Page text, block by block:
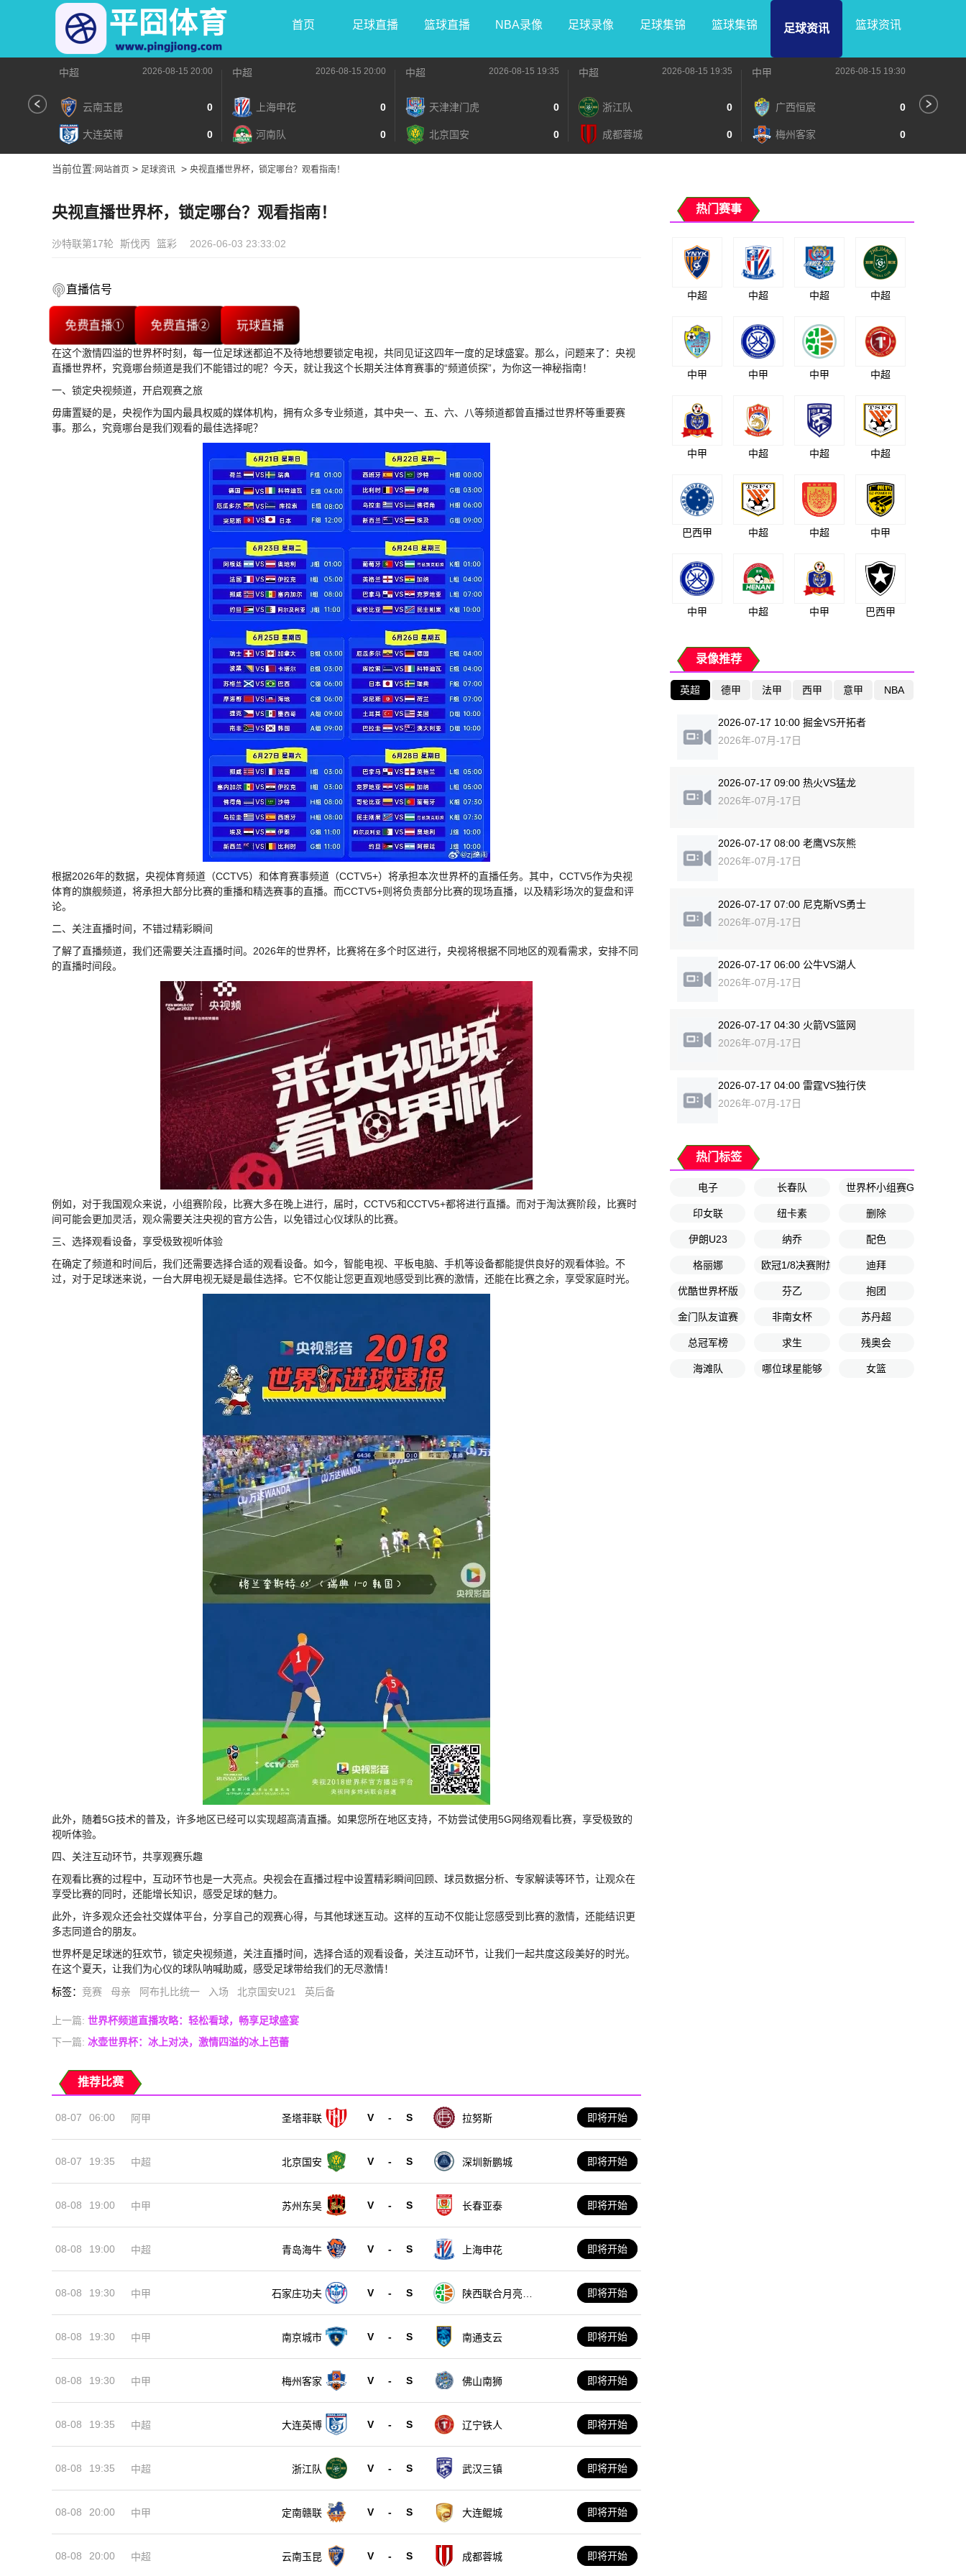
首页 足球直播 篮球直播 NBA录像 足球录像 足球集锦 篮球集锦 足球资讯 篮球资讯
中超 2026-08-15 20:00
云南玉昆 0
大连英博 0
中超 2026-08-15 20:00
上海申花 0
河南队 0
中超 2026-08-15 19:35
天津津门虎 0
北京国安 0
中超 2026-08-15 19:35
浙江队 0
成都蓉城 0
中甲 2026-08-15 19:30
广西恒宸 0
梅州客家 0
当前位置: 网站首页 > 足球资讯 > 央视直播世界杯，锁定哪台？观看指南！
央视直播世界杯，锁定哪台？观看指南！
沙特联第17轮 斯伐丙 篮彩 2026-06-03 23:33:02
直播信号
免费直播① 免费直播② 玩球直播
在这个激情四溢的世界杯时刻，每一位足球迷都迫不及待地想要锁定电视，共同见证这四年一度的足球盛宴。那么，问题来了：央视
直播世界杯，究竟哪台频道是我们不能错过的呢？今天，就让我这个长期关注体育赛事的“频道侦探”，为你这一神秘指南！
一、锁定央视频道，开启观赛之旅
毋庸置疑的是，央视作为国内最具权威的媒体机构，拥有众多专业频道，其中央一、五、六、八等频道都曾直播过世界杯等重要赛
事。那么，究竟哪台是我们观看的最佳选择呢？
根据2026年的数据，央视体育频道（CCTV5）和体育赛事频道（CCTV5+）将承担本次世界杯的直播任务。其中，CCTV5作为央视
体育的旗舰频道，将承担大部分比赛的重播和精选赛事的直播。而CCTV5+则将负责部分比赛的现场直播，以及精彩场次的复盘和评
论。
二、关注直播时间，不错过精彩瞬间
了解了直播频道，我们还需要关注直播时间。2026年的世界杯，比赛将在多个时区进行，央视将根据不同地区的观看需求，安排不同
的直播时间段。
例如，对于我国观众来说，小组赛阶段，比赛大多在晚上进行，届时，CCTV5和CCTV5+都将进行直播。而对于淘汰赛阶段，比赛时
间可能会更加灵活，观众需要关注央视的官方公告，以免错过心仪球队的比赛。
三、选择观看设备，享受极致视听体验
在确定了频道和时间后，我们还需要选择合适的观看设备。如今，智能电视、平板电脑、手机等设备都能提供良好的观看体验。不
过，对于足球迷来说，一台大屏电视无疑是最佳选择。它不仅能让您更直观地感受到比赛的激情，还能在比赛之余，享受家庭时光。
此外，随着5G技术的普及，许多地区已经可以实现超高清直播。如果您所在地区支持，不妨尝试使用5G网络观看比赛，享受极致的
视听体验。
四、关注互动环节，共享观赛乐趣
在观看比赛的过程中，互动环节也是一大亮点。央视会在直播过程中设置精彩瞬间回顾、球员数据分析、专家解读等环节，让观众在
享受比赛的同时，还能增长知识，感受足球的魅力。
此外，许多观众还会社交媒体平台，分享自己的观赛心得，与其他球迷互动。这样的互动不仅能让您感受到比赛的激情，还能结识更
多志同道合的朋友。
世界杯是足球迷的狂欢节，锁定央视频道，关注直播时间，选择合适的观看设备，关注互动环节，让我们一起共度这段美好的时光。
在这个夏天，让我们为心仪的球队呐喊助威，感受足球带给我们的无尽激情！
标签： 竞赛 母亲 阿布扎比统一 入场 北京国安U21 英后备
上一篇: 世界杯频道直播攻略：轻松看球，畅享足球盛宴
下一篇: 冰壶世界杯：冰上对决，激情四溢的冰上芭蕾
推荐比赛
08-07 06:00 阿甲 圣塔菲联 V - S 拉努斯 即将开始
08-07 19:35 中超 北京国安 V - S 深圳新鹏城 即将开始
08-08 19:00 中甲 苏州东吴 V - S 长春亚泰 即将开始
08-08 19:00 中超 青岛海牛 V - S 上海申花 即将开始
08-08 19:30 中甲 石家庄功夫 V - S
陕西联合月亮泊
即将开始
08-08 19:30 中甲 南京城市 V - S 南通支云 即将开始
08-08 19:30 中甲 梅州客家 V - S 佛山南狮 即将开始
08-08 19:35 中超 大连英博 V - S 辽宁铁人 即将开始
08-08 19:35 中超 浙江队 V - S 武汉三镇 即将开始
08-08 20:00 中甲 定南赣联 V - S 大连鲲城 即将开始
08-08 20:00 中超 云南玉昆 V - S 成都蓉城 即将开始
热门赛事
中超 中超 中超 中超
中甲 中甲 中甲 中超
中甲 中超 中超 中超
巴西甲 中超 中超 中甲
中甲 中超 中甲 巴西甲
录像推荐
英超 德甲 法甲 西甲 意甲 NBA
2026-07-17 10:00 掘金VS开拓者
2026年-07月-17日
2026-07-17 09:00 热火VS猛龙
2026年-07月-17日
2026-07-17 08:00 老鹰VS灰熊
2026年-07月-17日
2026-07-17 07:00 尼克斯VS勇士
2026年-07月-17日
2026-07-17 06:00 公牛VS湖人
2026年-07月-17日
2026-07-17 04:30 火箭VS篮网
2026年-07月-17日
2026-07-17 04:00 雷霆VS独行侠
2026年-07月-17日
热门标签
电子 长春队 世界杯小组赛G组第3轮
印女联 纽卡素 删除
伊朗U23 纳乔 配色
格丽娜 欧冠1/8决赛附加赛次回合迪拜
优酷世界杯版 芬乙 抱团
金门队友谊赛 非南女杯 苏丹超
总冠军榜 求生 残奥会
海滩队 哪位球星能够 女篮